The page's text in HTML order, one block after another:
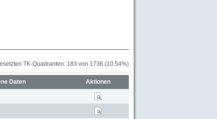
TK-Quadranten: 183 von 1736 (10.54%)
Daten Aktionen